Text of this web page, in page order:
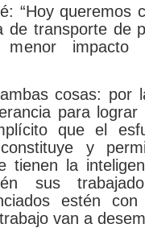
“Hoy queremos
de transporte de
impacto
cosas: por
para lograr
que el
y
tienen la
sus
estén
van a